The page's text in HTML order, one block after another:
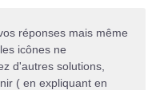
réponses mais même
icônes ne
d'autres solutions,
( en expliquant en